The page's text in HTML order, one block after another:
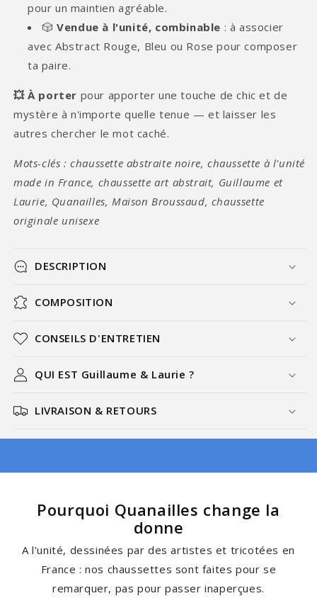
pour un maintien agréable.
🎲Vendue à l'unité, combinable : à associer
avec Abstract Rouge, Bleu ou Rose pour composer
ta paire.
💥 À porter pour apporter une touche de chic et de
mystère à n'importe quelle tenue — et laisser les
autres chercher le mot caché.
Mots-clés : chaussette abstraite noire, chaussette à l'unité
made in France, chaussette art abstrait, Guillaume et
Laurie, Quanailles, Maison Broussaud, chaussette
originale unisexe
DESCRIPTION
COMPOSITION
CONSEILS D'ENTRETIEN
QUI EST Guillaume & Laurie ?
LIVRAISON & RETOURS
Pourquoi Quanailles change la
donne
A l'unité, dessinées par des artistes et tricotées en
France : nos chaussettes sont faites pour se
remarquer, pas pour passer inaperçues.